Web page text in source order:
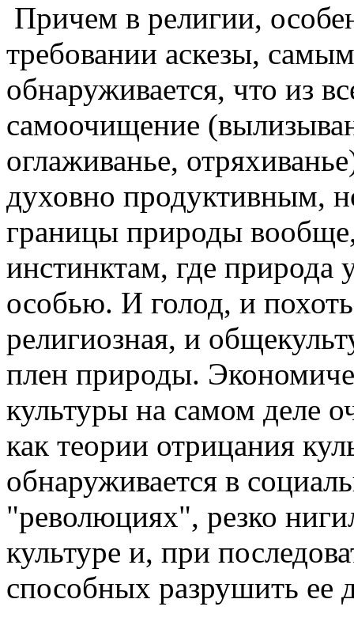
Причем в религии,
требовании аскезы,
обнаруживается, что из
самоочищение
оглаживанье,
духовно продуктивным,
границы природы
инстинктам, где природа
особью. И голод, и
религиозная, и
плен природы.
культуры на самом деле
как теории отрицания
обнаруживается в
"революциях", резко
культуре и, при
способных разрушить ее